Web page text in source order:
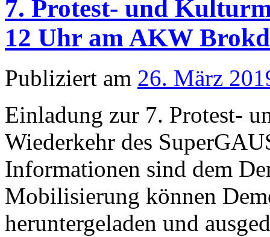
7. Protest- und
12 Uhr am AKW
Publiziert am 26. März
Einladung zur 7. Protest-
Wiederkehr des
Informationen sind dem
Mobilisierung können
heruntergeladen und